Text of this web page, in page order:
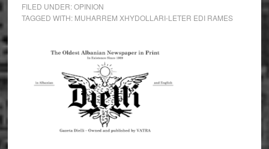
FILED UNDER:OPINION
TAGGED WITH: MUHARREM XHYDOLLARI-LETER EDI RAMES